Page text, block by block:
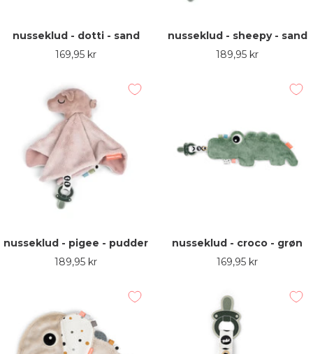
nusseklud - dotti - sand
Udsalgspris
169,95 kr
nusseklud - sheepy - sand
Udsalgspris
189,95 kr
nusseklud - pigee - pudder
Udsalgspris
189,95 kr
nusseklud - croco - grøn
Udsalgspris
169,95 kr